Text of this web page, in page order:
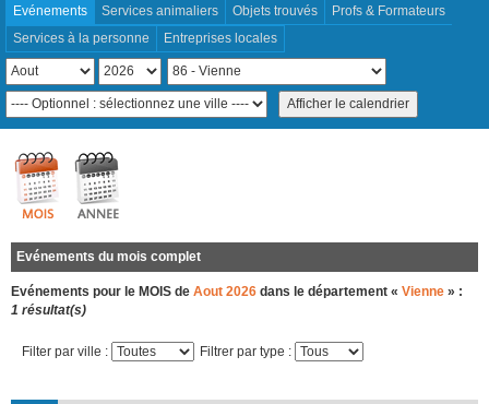
Evénements Services animaliers Objets trouvés
Profs & Formateurs
Services à la personne
Entreprises locales
Evénements du mois complet
Evénements pour le MOIS de Aout 2026 dans le département « Vienne » :
1 résultat(s)
Filter par ville : Filtrer par type :